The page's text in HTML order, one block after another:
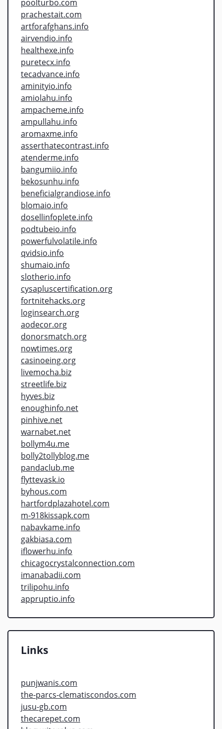
poolturbo.com
prachestait.com
artforafghans.info
airvendio.info
healthexe.info
puretecx.info
tecadvance.info
aminityio.info
amiolahu.info
ampacheme.info
ampullahu.info
aromaxme.info
asserthatecontrast.info
atenderme.info
bangumiio.info
bekosunhu.info
beneficialgrandiose.info
blomaio.info
dosellinfoplete.info
podtubeio.info
powerfulvolatile.info
qvidsio.info
shumaio.info
slotherio.info
cysapluscertification.org
fortnitehacks.org
loginsearch.org
aodecor.org
donorsmatch.org
nowtimes.org
casinoeing.org
livemocha.biz
streetlife.biz
hyves.biz
enoughinfo.net
pinhive.net
warnabet.net
bollym4u.me
bolly2tollyblog.me
pandaclub.me
flyttevask.io
byhous.com
hartfordplazahotel.com
m-918kissapk.com
nabavkame.info
gakbiasa.com
iflowerhu.info
chicagocrystalconnection.com
imanabadii.com
trilipohu.info
appruptio.info
Links
punjwanis.com
the-parcs-clematiscondos.com
jusu-gb.com
thecarepet.com